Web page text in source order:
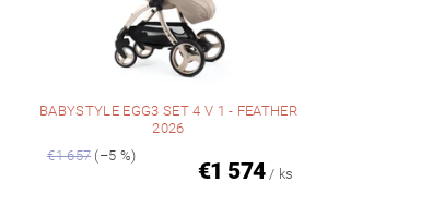
BABYSTYLE EGG3 SET 4 V 1 - FEATHER
2026
€1 657 (–5 %)
€1 574 / ks